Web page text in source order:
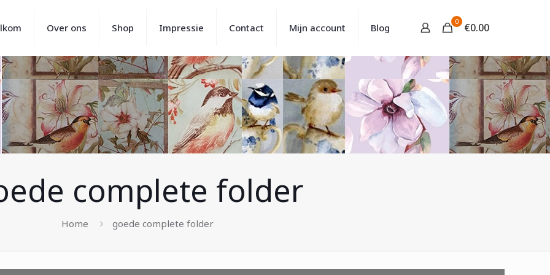
Over ons Shop Impressie Contact Mijn account Blog
0 €0.00
complete folder
Home goede complete folder